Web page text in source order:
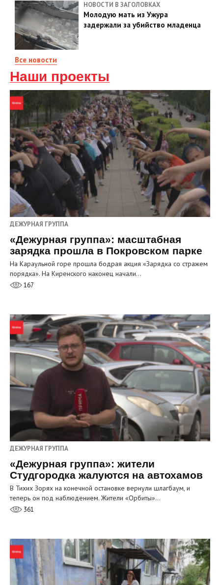
НОВОСТИ В ЗАГОЛОВКАХ
Молодую мать из Ужура
задержали за убийство младенца
Все новости
Наши проекты
ДЕЖУРНАЯ ГРУППА
«Дежурная группа»: масштабная
зарядка прошла в Покровском парке
На Караульной горе прошла бодрая акция «Зарядка со стражем
порядка». На Киренского наконец начали…
167
ДЕЖУРНАЯ ГРУППА
«Дежурная группа»: жители
Студгородка жалуются на автохамов
В Тихих Зорях на конечной остановке вернули шлагбаум, и
теперь он под наблюдением. Жители «Орбиты»…
361